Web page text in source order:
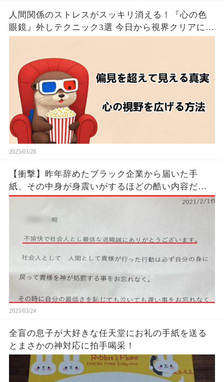
人間関係のストレスがスッキリ消える！『心の色
眼鏡』外しテクニック3選 今日から視界クリアにな
2025/03/28
【衝撃】昨年辞めたブラック企業から届いた手
紙、その中身が身震いがするほどの酷い内容だっ
た…...
2025/03/24
全盲の息子が大好きな任天堂にお礼の手紙を送る
とまさかの神対応に拍手喝采！